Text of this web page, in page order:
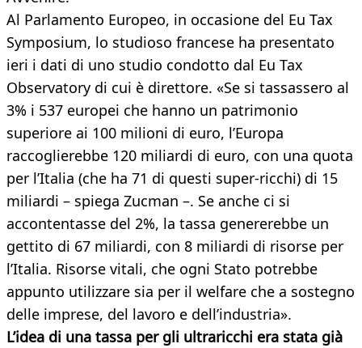
Al Parlamento Europeo, in occasione del Eu Tax
Symposium, lo studioso francese ha presentato
ieri i dati di uno studio condotto dal Eu Tax
Observatory di cui è direttore. «Se si tassassero al
3% i 537 europei che hanno un patrimonio
superiore ai 100 milioni di euro, l’Europa
raccoglierebbe 120 miliardi di euro, con una quota
per l’Italia (che ha 71 di questi super-ricchi) di 15
miliardi – spiega Zucman –. Se anche ci si
accontentasse del 2%, la tassa genererebbe un
gettito di 67 miliardi, con 8 miliardi di risorse per
l’Italia. Risorse vitali, che ogni Stato potrebbe
appunto utilizzare sia per il welfare che a sostegno
delle imprese, del lavoro e dell’industria».
L’idea di una tassa per gli ultraricchi era stata già